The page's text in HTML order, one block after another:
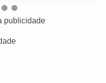
publicidade